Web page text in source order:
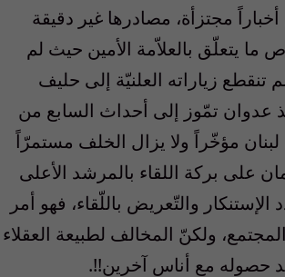
مجتزأة، مصادرها غير دقيقة
يتعلّق بالعلاّمة الأمين حيث لم
زياراته العلنيّة إلى حليف
عدوان تمّوز إلى أحداث السابع من
لبنان مؤخّراً ولا يزال الخلف مستمرّاً
على بركة اللقاء بالمرشد الأعلى
والتّعريض باللّقاء، فهو أمر
ولكنّ المخالف لطبيعة العقلاء
حصوله مع أناسٍ آخرين!!.